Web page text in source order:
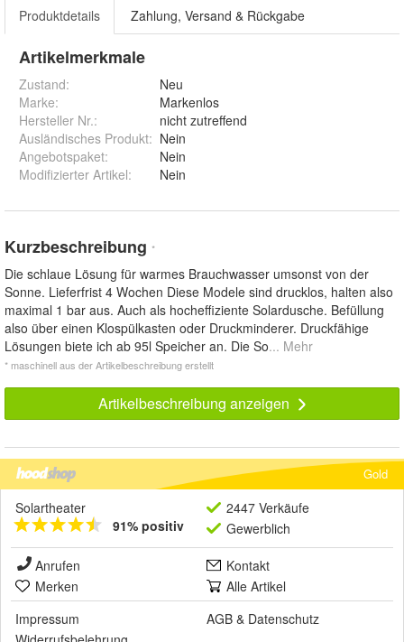
Produktdetails Zahlung, Versand & Rückgabe
Artikelmerkmale
Zustand:
Neu
Marke:
Markenlos
Hersteller Nr.:
nicht zutreffend
Ausländisches Produkt: Nein
Angebotspaket:
Nein
Modifizierter Artikel: Nein
Kurzbeschreibung *
Die schlaue Lösung für warmes Brauchwasser umsonst von der
Sonne. Lieferfrist 4 Wochen Diese Modele sind drucklos, halten also
maximal 1 bar aus. Auch als hocheffiziente Solardusche. Befüllung
also über einen Klospülkasten oder Druckminderer. Druckfähige
Lösungen biete ich ab 95l Speicher an. Die So... Mehr
* maschinell aus der Artikelbeschreibung erstellt
Artikelbeschreibung anzeigen
Gold
Solartheater
91% positiv
2447 Verkäufe
Gewerblich
Anrufen
Kontakt
Merken
Alle Artikel
Impressum
AGB & Datenschutz